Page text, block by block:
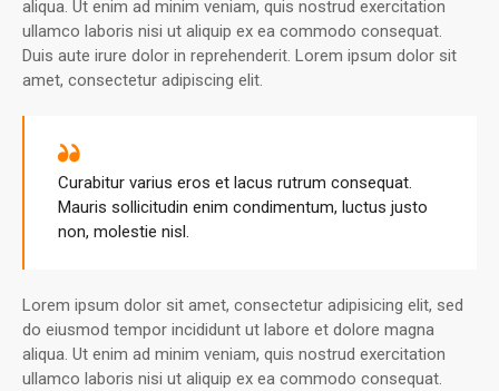
aliqua. Ut enim ad minim veniam, quis nostrud exercitation
ullamco laboris nisi ut aliquip ex ea commodo consequat.
Duis aute irure dolor in reprehenderit. Lorem ipsum dolor sit
amet, consectetur adipiscing elit.
Curabitur varius eros et lacus rutrum consequat.
Mauris sollicitudin enim condimentum, luctus justo
non, molestie nisl.
Lorem ipsum dolor sit amet, consectetur adipisicing elit, sed
do eiusmod tempor incididunt ut labore et dolore magna
aliqua. Ut enim ad minim veniam, quis nostrud exercitation
ullamco laboris nisi ut aliquip ex ea commodo consequat.